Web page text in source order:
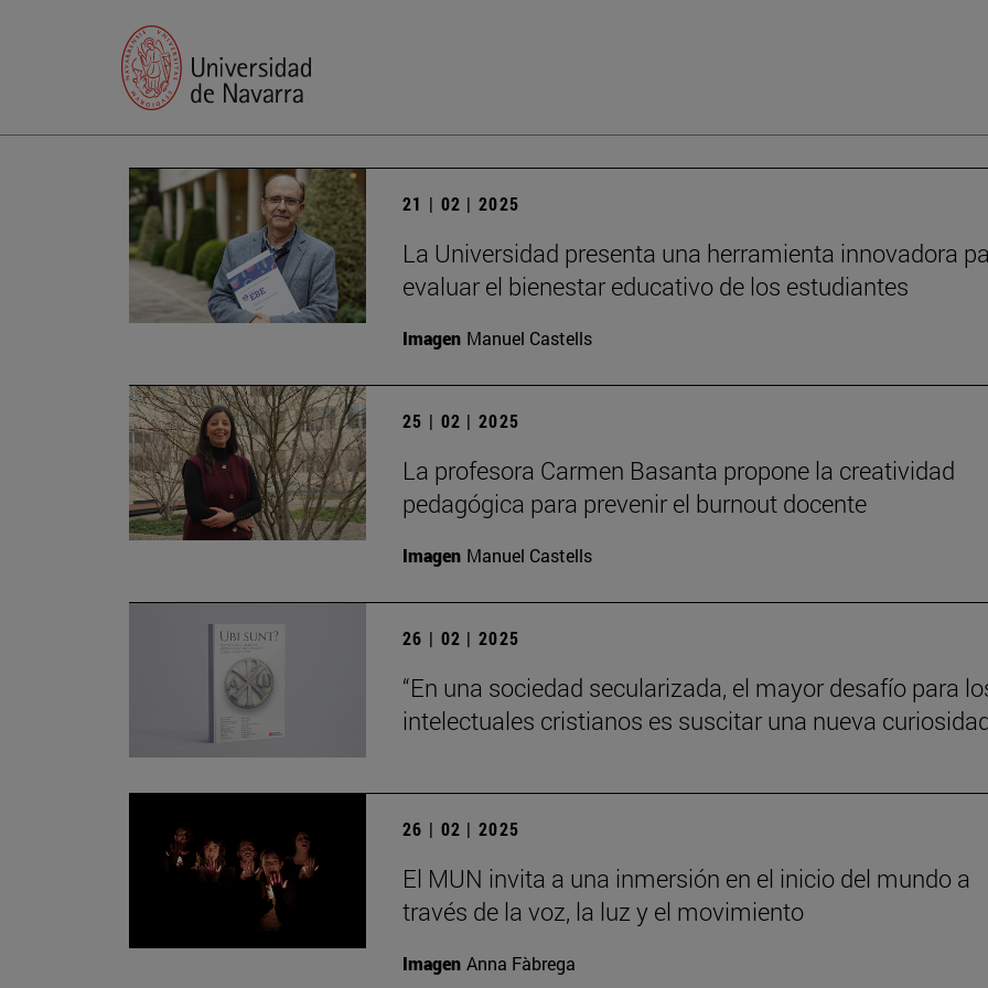
21 | 02 | 2025
La Universidad presenta una herramienta innovadora
evaluar el bienestar educativo de los estudiantes
Imagen Manuel Castells
25 | 02 | 2025
La profesora Carmen Basanta propone la creatividad
pedagógica para prevenir el burnout docente
Imagen Manuel Castells
26 | 02 | 2025
“En una sociedad secularizada, el mayor desafío para
intelectuales cristianos es suscitar una nueva
26 | 02 | 2025
El MUN invita a una inmersión en el inicio del mundo a
través de la voz, la luz y el movimiento
Imagen Anna Fàbrega